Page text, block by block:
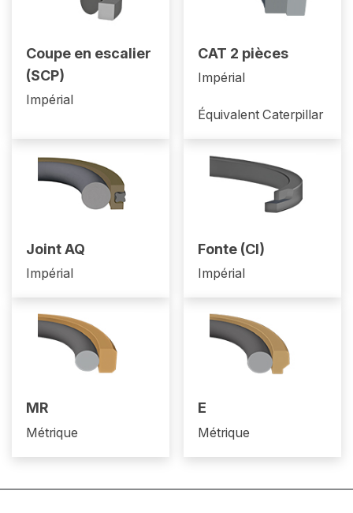
Coupe en escalier
(SCP)
Impérial
CAT 2 pièces
Impérial
Équivalent Caterpillar
Joint AQ
Impérial
Fonte (CI)
Impérial
MR
Métrique
E
Métrique